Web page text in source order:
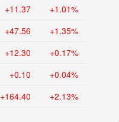
+11.37 +1.01%
+47.56 +1.35%
+12.30 +0.17%
+0.10 +0.04%
+164.40 +2.13%